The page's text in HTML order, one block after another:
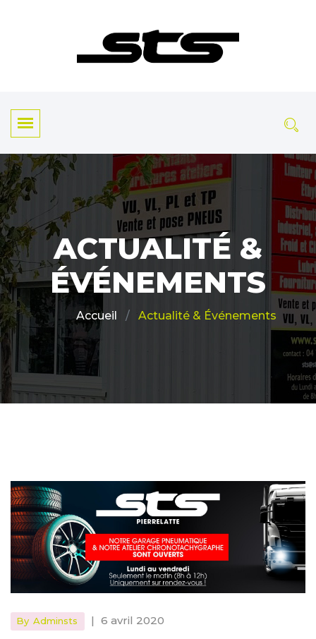
ACTUALITÉ &
ÉVÉNEMENTS
Actualité & Événements
By Adminsts | 6 avril 2020